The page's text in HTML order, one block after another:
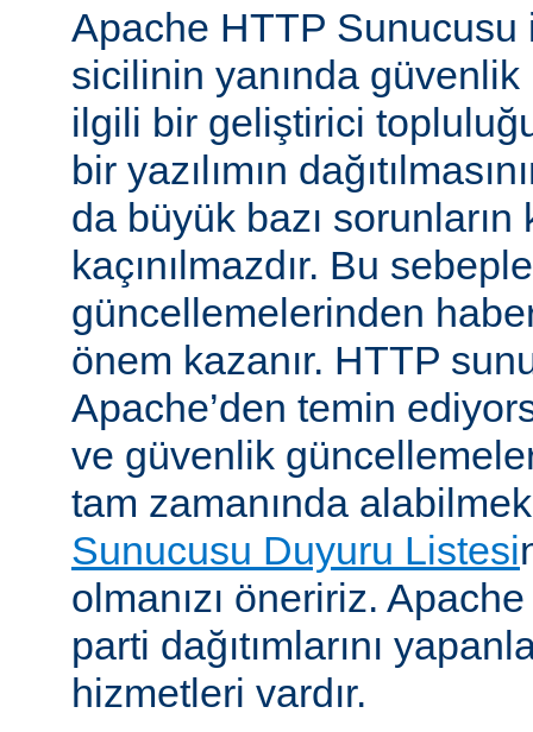
Apache HTTP Sunucusu
sicilinin yanında
ilgili bir geliştirici
bir yazılımın
da büyük bazı
kaçınılmazdır. Bu
güncellemelerinden
önem kazanır. HTTP
Apache’den temin
ve güvenlik
tam zamanında
Sunucusu Duyuru Listesi
olmanızı öneririz. Apache
parti dağıtımlarını
hizmetleri vardır.